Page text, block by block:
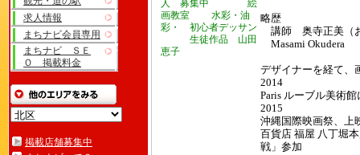
求人情報
まちナビ会員専用
まちナビ ＳＥ
Ｏ 掲載料金
掲載店舗募集中
生徒作品 山田
恵子
略歴
講師 奥寺正美（
Masami Okudera
デザイナーを経て、
2014
Paris ルーブル美術
2015
沖縄国際映画祭、上
百貨店 福屋 八丁堀
戦」参加